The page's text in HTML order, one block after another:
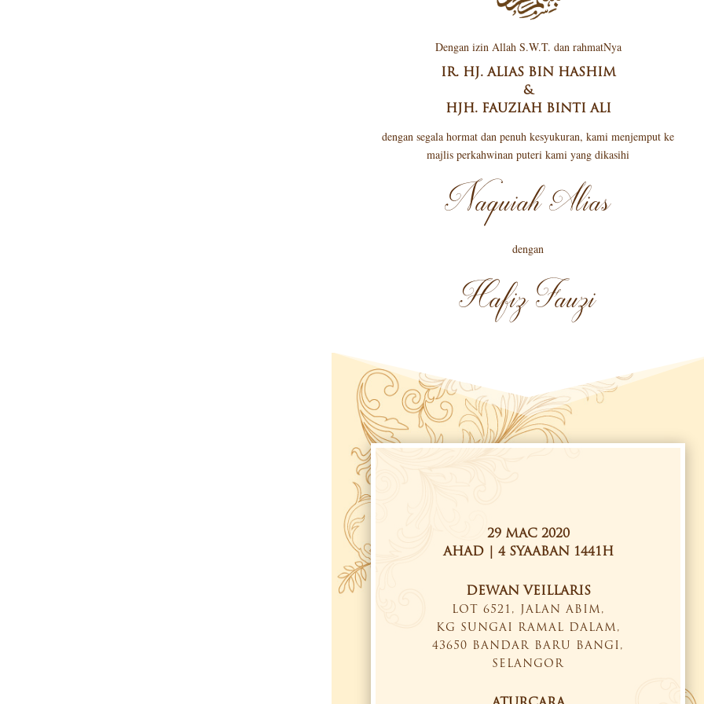
Dengan izin Allah S.W.T. dan rahmatNya
IR. HJ. ALIAS BIN HASHIM
&
HJH. FAUZIAH BINTI ALI
dengan segala hormat dan penuh kesyukuran, kami menjemput ke
majlis perkahwinan puteri kami yang dikasihi
Naquiah Alias
dengan
Hafiz Fauzi
29 MAC 2020
AHAD | 4 SYAABAN 1441H
DEWAN VEILLARIS
LOT 6521, JALAN ABIM,
KG SUNGAI RAMAL DALAM,
43650 BANDAR BARU BANGI,
SELANGOR